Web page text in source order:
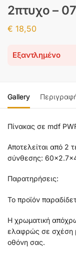
2πτυχο –
€ 18,50
Εξαντλημένο
Gallery
Πίνακας σε mdf
Αποτελείται από 2
σύνθεσης:
Παρατηρήσεις:
Το προϊόν
Η χρωματική
ελαφρώς σε σχέση
οθόνη σας.